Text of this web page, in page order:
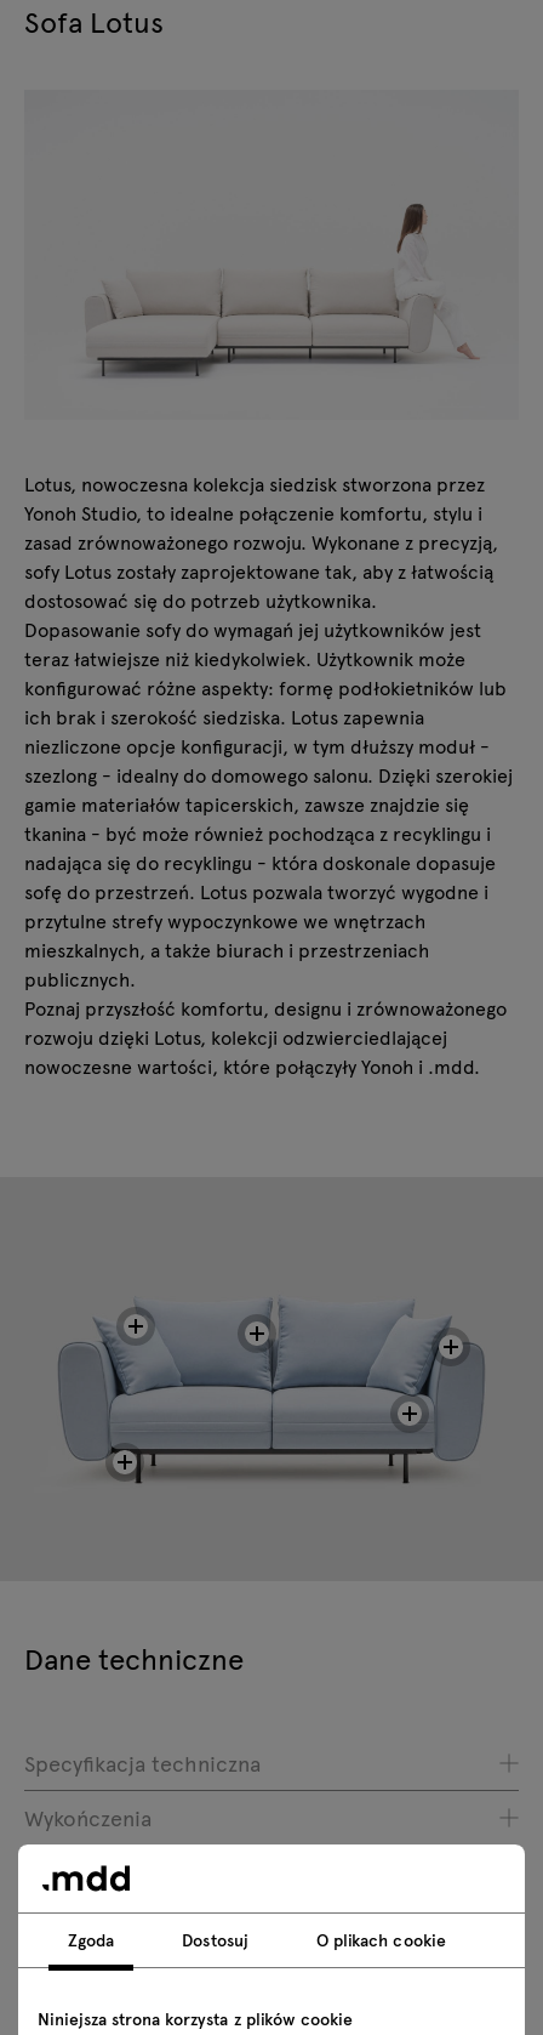
Sofa Lotus
Lotus, nowoczesna kolekcja siedzisk stworzona przez
Yonoh Studio, to idealne połączenie komfortu, stylu i
zasad zrównoważonego rozwoju. Wykonane z precyzją,
sofy Lotus zostały zaprojektowane tak, aby z łatwością
dostosować się do potrzeb użytkownika.
Dopasowanie sofy do wymagań jej użytkowników jest
teraz łatwiejsze niż kiedykolwiek. Użytkownik może
konfigurować różne aspekty: formę podłokietników lub
ich brak i szerokość siedziska. Lotus zapewnia
niezliczone opcje konfiguracji, w tym dłuższy moduł -
szezlong - idealny do domowego salonu. Dzięki szerokiej
gamie materiałów tapicerskich, zawsze znajdzie się
tkanina - być może również pochodząca z recyklingu i
nadająca się do recyklingu - która doskonale dopasuje
sofę do przestrzeń. Lotus pozwala tworzyć wygodne i
przytulne strefy wypoczynkowe we wnętrzach
mieszkalnych, a także biurach i przestrzeniach
publicznych.
Poznaj przyszłość komfortu, designu i zrównoważonego
rozwoju dzięki Lotus, kolekcji odzwierciedlającej
nowoczesne wartości, które połączyły Yonoh i .mdd.
Dane techniczne
Specyfikacja techniczna
Wykończenia
Ekologia
Do pobrania
Zgoda Dostosuj O plikach cookie
Niniejsza strona korzysta z plików cookie